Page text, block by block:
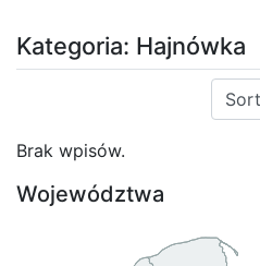
Kategoria: Hajnówka
Sortuj:
Brak wpisów.
Województwa